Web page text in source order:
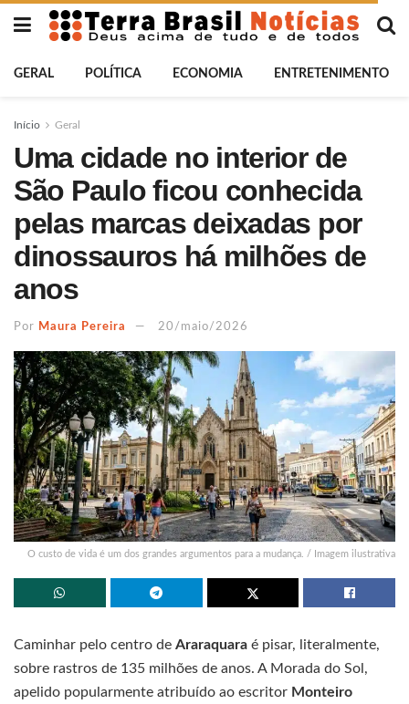
GERAL POLÍTICA ECONOMIA ENTRETENIMENTO
Início Geral
Uma cidade no interior de
São Paulo ficou conhecida
pelas marcas deixadas por
dinossauros há milhões de
anos
Por Maura Pereira 20/maio/2026
O custo de vida é um dos grandes argumentos para a mudança. / Imagem ilustrativa
Caminhar pelo centro de Araraquara é pisar, literalmente,
sobre rastros de 135 milhões de anos. A Morada do Sol,
apelido popularmente atribuído ao escritor Monteiro